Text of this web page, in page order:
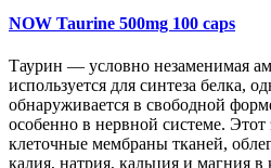
NOW Taurine 500mg 100 caps
Таурин — условно незаменимая
используется для синтеза белка,
обнаруживается в свободной
особенно в нервной системе. Этот
клеточные мембраны тканей,
калия, натрия, кальция и магния в